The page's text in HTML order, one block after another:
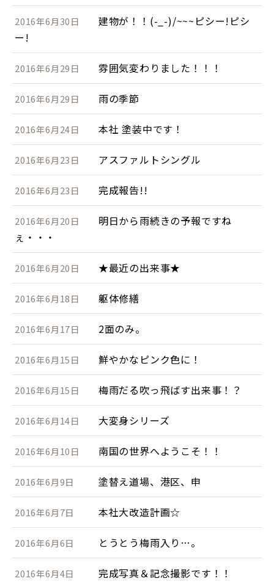
2016年6月30日
建物が！！(-_-)/~~~ピシー!ピシ
ー!
2016年6月29日 雰囲気変わりました！！！
2016年6月29日 雨の季節
2016年6月24日 本社 塗装中です！
2016年6月23日 アスファルトシングル
2016年6月23日 完成報告!!
2016年6月20日
明日から雨続きの予報ですね
ぇ・・・
2016年6月20日 ★最近の出来事★
2016年6月18日 躯体修繕
2016年6月17日 2面のみ。
2016年6月15日 鮮やかなピンク色に！
2016年6月15日 梅雨だる吹っ飛ばす出来事！？
2016年6月14日 大変身シリーズ
2016年6月10日 南国の世界へようこそ！！
2016年6月9日 塗替え道場、港区、申
2016年6月7日 本社大改造計画☆
2016年6月6日 とうとう梅雨入り…。
2016年6月4日 完成写真＆記念撮影です！！